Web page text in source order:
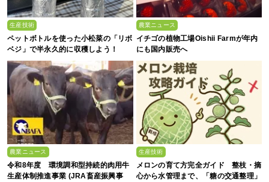
生産技術
ペットボトルを使った小松菜の「リボ
ベジ」で半永久的に収穫しよう！
農業ニュース
イチゴの植物工場Oishii Farmが年内
にも国内販売へ
農業ニュース
令和8年度 環境調和型持続的肉用牛
生産体制推進事業 (JRA畜産振興事
生産技術
メロンの育て方完全ガイド 整枝・摘
心から水管理まで、「糖の交通整理」